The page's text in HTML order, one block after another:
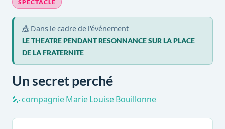
SPECTACLE
🎪 Dans le cadre de l'événement
LE THEATRE PENDANT RESONNANCE SUR LA PLACE
DE LA FRATERNITE
Un secret perché
🎤 compagnie Marie Louise Bouillonne